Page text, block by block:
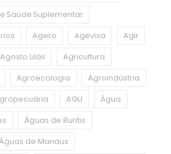
Saúde Suplementar
Agero Agevisa
Agir
Agosto Lilás
Agricultura
Agroecologia
Agroindústria
AGU
Água
Águas de Buritis
de Manaus